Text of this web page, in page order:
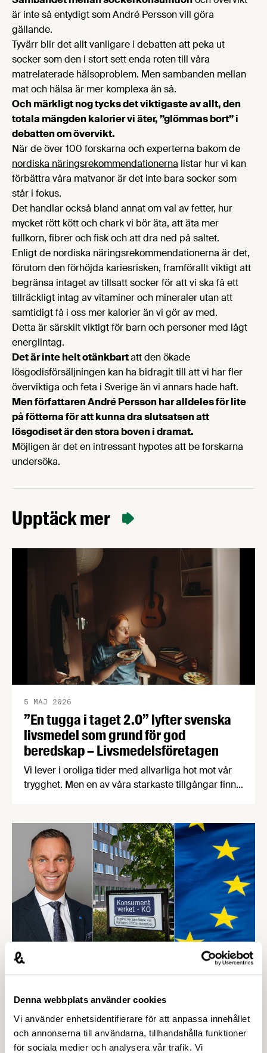
Denna webbplats använder cookies
Vi använder enhetsidentifierare för att anpassa innehållet
och annonserna till användarna, tillhandahålla funktioner
för sociala medier och analysera vår trafik. Vi
är inte så entydigt som André Persson vill göra
gällande.
Tyvärr blir det allt vanligare i debatten att peka ut
socker som den i stort sett enda roten till våra
matrelaterade hälsoproblem. Men sambanden mellan
mat och hälsa är mer komplexa än så.
Och märkligt nog tycks det viktigaste av allt, den
totala mängden kalorier vi äter, ”glömmas bort” i
debatten om övervikt.
När de över 100 forskarna och experterna bakom de
nordiska näringsrekommendationerna listar hur vi kan
förbättra våra matvanor är det inte bara socker som
står i fokus.
Det handlar också bland annat om val av fetter, hur
mycket rött kött och chark vi bör äta, att äta mer
fullkorn, fibrer och fisk och att dra ned på saltet.
Enligt de nordiska näringsrekommendationerna är det,
förutom den förhöjda kariesrisken, framförallt viktigt att
begränsa intaget av tillsatt socker för att vi ska få ett
tillräckligt intag av vitaminer och mineraler utan att
samtidigt få i oss mer kalorier än vi gör av med.
Detta är särskilt viktigt för barn och personer med lågt
energiintag.
Det är inte helt otänkbartatt den ökade
lösgodisförsäljningen kan ha bidragit till att vi har fler
överviktiga och feta i Sverige än vi annars hade haft.
Men författaren André Persson har alldeles för lite
på fötterna för att kunna dra slutsatsen att
lösgodiset är den stora boven i dramat.
Möjligen är det en intressant hypotes att be forskarna
undersöka.
Upptäck mer
”En tugga i taget 2.0” lyfter svenska
livsmedel som grund för god
beredskap – Livsmedelsföretagen
5 MAJ 2026
Vi lever i oroliga tider med allvarliga hot mot vår
trygghet. Men en av våra starkaste tillgångar finns
livsmedelsproduktion och få fler att välja svensk
mat har Livsmedelsföretagen uppdaterat fjolårets
kampanj ”En tugga i taget” med nya …
Näringslivets vädjan till ministern:
Fastställ Konsumentverkets ansvar –
Livsmedelsföretagen